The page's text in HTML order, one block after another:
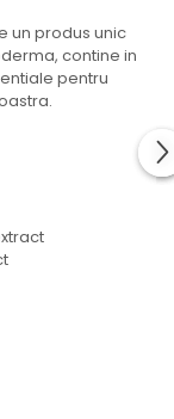
un produs unic
contine in
pentru